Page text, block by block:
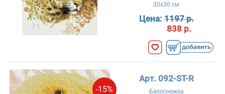
30x30 см
Цена:1197 р.
838 р.
-15%
Арт. 092-ST-R
Белоснежка